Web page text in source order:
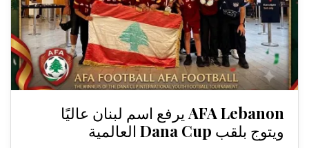
AFA Lebanon يرفع اسم لبنان عاليًا
ويتوج بلقب Dana Cup العالمية